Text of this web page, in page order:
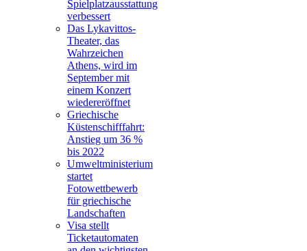
Spielplatzausstattung
verbessert
Das Lykavittos-
Theater, das
Wahrzeichen
Athens, wird im
September mit
einem Konzert
wiedereröffnet
Griechische
Küstenschifffahrt:
Anstieg um 36 %
bis 2022
Umweltministerium
startet
Fotowettbewerb
für griechische
Landschaften
Visa stellt
Ticketautomaten